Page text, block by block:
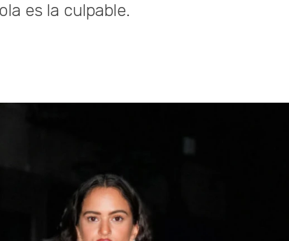
es la culpable.